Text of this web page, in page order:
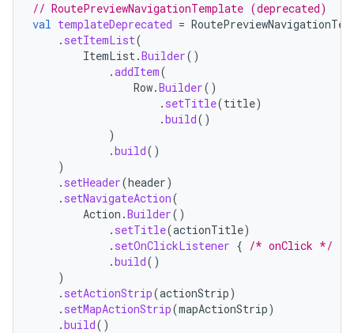
// RoutePreviewNavigationTemplate (deprecated)
val templateDeprecated =
. setItemList(
ItemList.Builder()
.addItem(
Row.Builder()
. setTitle(title)
.build()
)
.build()
)
. setHeader(header)
. setNavigateAction(
Action .Builder()
. setTitle(actionTitle)
. setOnClickListener { /* onClick */
.build()
)
. setActionStrip(actionStrip)
. setMapActionStrip(mapActionStrip)
.build()